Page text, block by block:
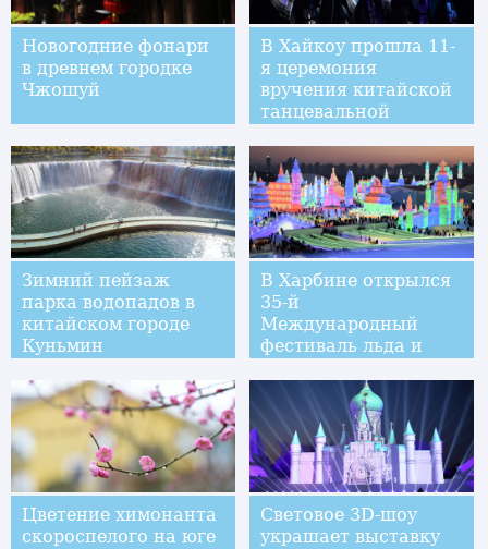
Новогодние фонари
в древнем городке
Чжошуй
В Хайкоу прошла 11-
я церемония
вручения китайской
танцевальной
Зимний пейзаж
парка водопадов в
китайском городе
Куньмин
В Харбине открылся
35-й
Международный
фестиваль льда и
Цветение химонанта
скороспелого на юге
Световое 3D-шоу
украшает выставку